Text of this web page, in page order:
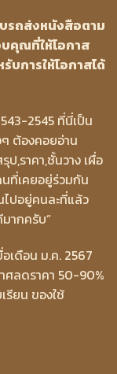
รถส่งหนังสือตาม
คุณที่ให้โอกาส
บการให้โอกาสได้
2545 ที่นี่เป็น
ต้องคอยอ่าน
,ราคา,ชั้นวาง เผื่อ
ที่เคยอยู่ร่วมกัน
ปอยู่คนละที่แล้ว
ากครับ”
เดือน ม.ค. 2567
ศลดราคา 50-90%
รียน ของใช้